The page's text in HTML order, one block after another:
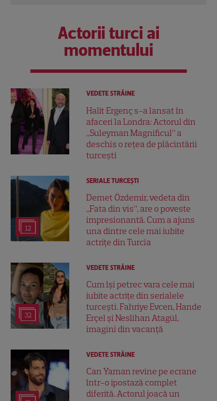
Actorii turci ai
momentului
VEDETE STRĂINE
Halit Ergenç s-a lansat în
afaceri la Londra: Actorul din
„Suleyman Magnificul” a
deschis o rețea de plăcintării
turcești
12
SERIALE TURCEŞTI
Demet Özdemir, vedeta din
„Fata din vis”, are o poveste
impresionantă. Cum a ajuns
una dintre cele mai iubite
actrițe din Turcia
32
VEDETE STRĂINE
Cum își petrec vara cele mai
iubite actrițe din serialele
turcești. Fahriye Evcen, Hande
Erçel și Neslihan Atagül,
imagini din vacanță
VEDETE STRĂINE
Can Yaman revine pe ecrane
într-o ipostază complet
diferită. Actorul joacă un